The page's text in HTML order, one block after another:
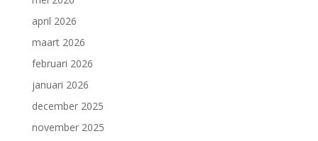
april 2026
maart 2026
februari 2026
januari 2026
december 2025
november 2025